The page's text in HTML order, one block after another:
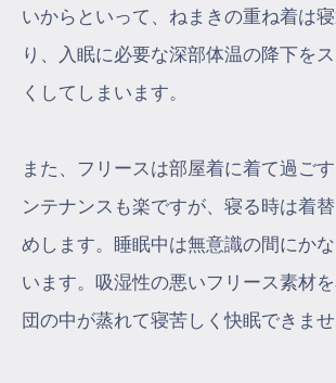
いからといって、ねまきの重ね着は
り、入眠に必要な深部体温の降下を
くしてしまいます。
また、フリースは部屋着に着て過ご
ンテナンスも楽ですが、寝る時は着
めします。睡眠中は無意識の間にか
います。吸湿性の悪いフリース素材
団の中が蒸れて寝苦しく快眠できませ